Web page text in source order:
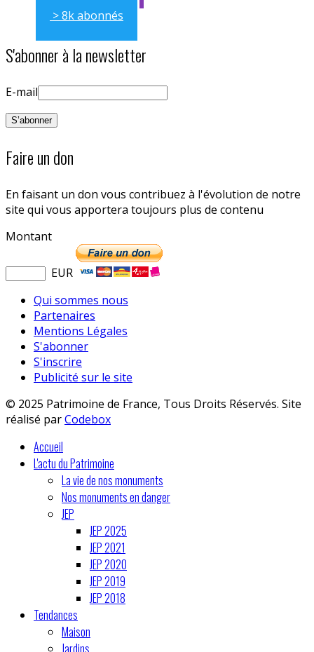
> 8k abonnés
S'abonner à la newsletter
E-mail
Faire un don
En faisant un don vous contribuez à l'évolution de notre
site qui vous apportera toujours plus de contenu
Montant
EUR
Qui sommes nous
Partenaires
Mentions Légales
S'abonner
S'inscrire
Publicité sur le site
© 2025 Patrimoine de France, Tous Droits Réservés. Site
réalisé parCodebox
Accueil
L'actu du Patrimoine
La vie de nos monuments
Nos monuments en danger
JEP
JEP 2025
JEP 2021
JEP 2020
JEP 2019
JEP 2018
Tendances
Maison